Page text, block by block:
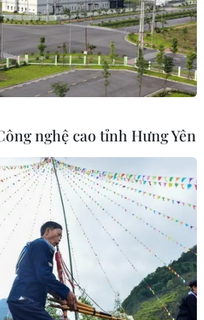
dữ liệu bảo
người trưởng
thể lực
hành để trẻ
không lỡ cơ
trị
nghệ cao tỉnh Hưng Yên